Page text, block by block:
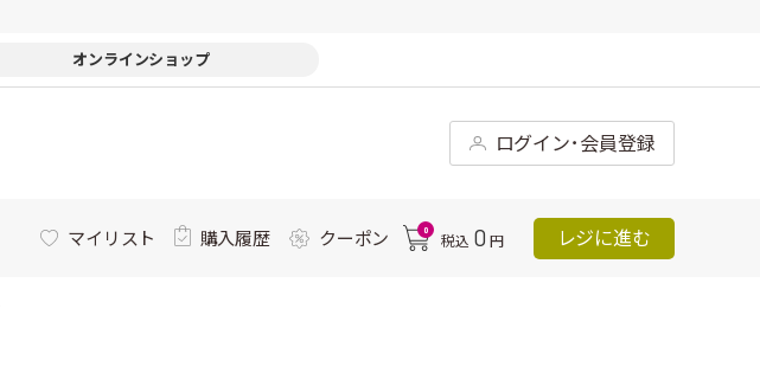
オンラインショップ
ログイン･会員登録
マイリスト 購入履歴 クーポン 0
税込 0 円 レジに進む